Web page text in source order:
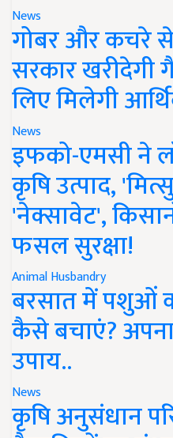
News
गोबर और कचरे
सरकार खरीदेगी
लिए मिलेगी
News
इफको-एमसी ने
कृषि उत्पाद,
'नेक्सावेट',
फसल सुरक्षा!
Animal Husbandry
बरसात में पशुओं
कैसे बचाएं?
उपाय..
News
कृषि अनुसंधान